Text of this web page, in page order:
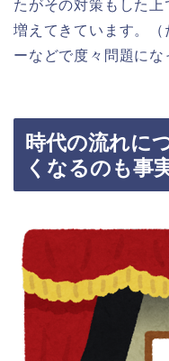
たがその対策もした
増えてきています。
ーなどで度々問題にな
時代の流れに
くなるのも事